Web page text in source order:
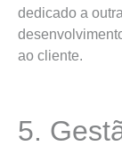
dedicado a
ao cliente.
5.